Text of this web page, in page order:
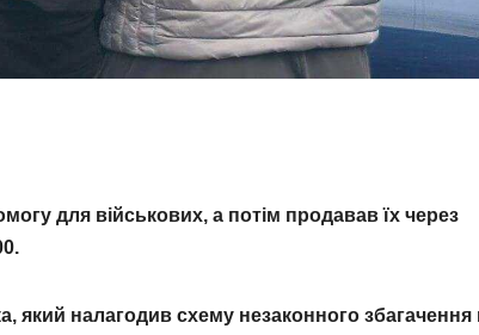
для військових, а потім продавав їх через
який налагодив схему незаконного збагачення